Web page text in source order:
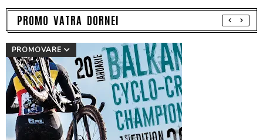
PROMO VATRA DORNEI
PROMOVARE